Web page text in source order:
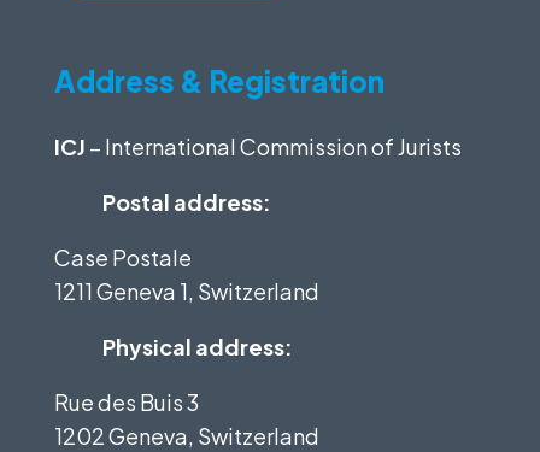
Address & Registration
ICJ – International Commission of Jurists
Postal address:
Case Postale
1211 Geneva 1, Switzerland
Physical address:
Rue des Buis 3
1202 Geneva, Switzerland